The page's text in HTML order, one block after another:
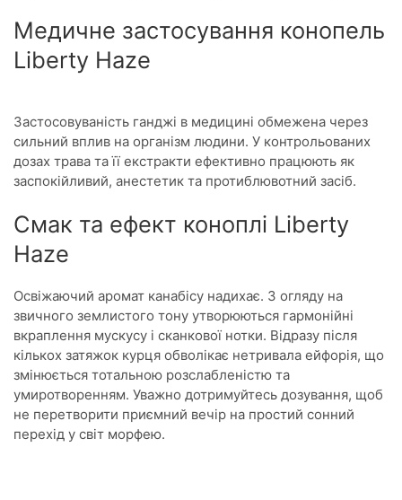
Медичне застосування конопель
Liberty Haze
Застосовуваність ганджі в медицині обмежена через
сильний вплив на організм людини. У контрольованих
дозах трава та її екстракти ефективно працюють як
заспокійливий, анестетик та протиблювотний засіб.
Смак та ефект коноплі Liberty
Haze
Освіжаючий аромат канабісу надихає. З огляду на
звичного землистого тону утворюються гармонійні
вкраплення мускусу і сканкової нотки. Відразу після
кількох затяжок курця обволікає нетривала ейфорія, що
змінюється тотальною розслабленістю та
умиротворенням. Уважно дотримуйтесь дозування, щоб
не перетворити приємний вечір на простий сонний
перехід у світ морфею.